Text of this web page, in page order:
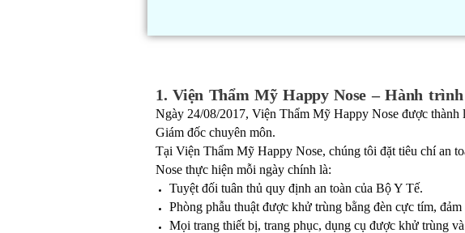
1. Viện Thẩm Mỹ Happy Nose – Hành
Ngày 24/08/2017, Viện Thẩm Mỹ Happy Nose được
Giám đốc chuyên môn.
Tại Viện Thẩm Mỹ Happy Nose, chúng tôi đặt tiêu chí an
Nose thực hiện mỗi ngày chính là:
Tuyệt đối tuân thủ quy định an toàn của Bộ Y Tế.
Phòng phẫu thuật được khử trùng bằng đèn cực tím,
Mọi trang thiết bị, trang phục, dụng cụ được khử trùng